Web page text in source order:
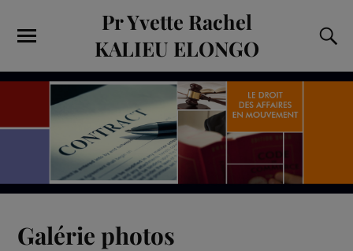
Pr Yvette Rachel
KALIEU ELONGO
Galérie photos